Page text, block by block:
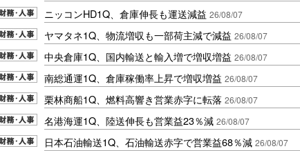
ニッコンHD1Q、倉庫伸長も運送減益 26/08/07
ヤマタネ1Q、物流増収も一部荷主減で減益 26/08/07
中央倉庫1Q、国内輸送と輸入増で増収増益 26/08/07
南総通運1Q、倉庫稼働率上昇で増収増益 26/08/07
栗林商船1Q、燃料高響き営業赤字に転落 26/08/07
名港海運1Q、陸送伸長も営業益23％減 26/08/07
日本石油輸送1Q、石油輸送赤字で営業益68％減 26/08/07